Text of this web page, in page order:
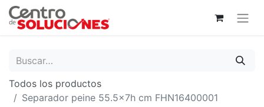
Todos los productos
Separador peine 55.5x7h cm FHN16400001